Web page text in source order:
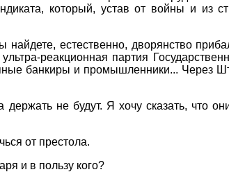
который, устав от войны и из
естественно, дворянство
реакционная партия
банкиры и промышленники... Через
не будут. Я хочу сказать, что
от престола.
и в пользу кого?